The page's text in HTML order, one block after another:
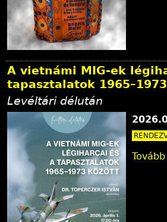
A vietnámi MIG-ek
tapasztalatok
Levéltári délután